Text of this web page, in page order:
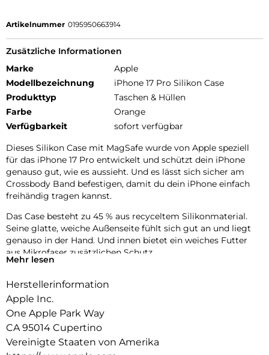
Artikelnummer 0195950663914
Zusätzliche Informationen
Marke
Apple
Modellbezeichnung
iPhone 17 Pro Silikon Case
Produkttyp
Taschen & Hüllen
Farbe
Orange
Verfügbarkeit
sofort verfügbar
Dieses Silikon Case mit MagSafe wurde von Apple speziell
für das iPhone 17 Pro entwickelt und schützt dein iPhone
genauso gut, wie es aussieht. Und es lässt sich sicher am
Crossbody Band befestigen, damit du dein iPhone einfach
freihändig tragen kannst.
Das Case besteht zu 45 % aus recyceltem Silikon­material.
Seine glatte, weiche Außenseite fühlt sich gut an und liegt
genauso in der Hand. Und innen bietet ein weiches Futter
aus Mikrofaser zusätzlichen Schutz.
Es kommt mit Saphirglas mit einer leitenden Schicht, die die
Bewegungen deines Fingers zur Kamerasteuerung
überträgt.
Mit integrierten Magneten, die sich perfekt am iPhone 17 Pro
ausrichten, hält das Case ganz einfach und sorgt für
Mehr lesen
Herstellerinformation
Apple Inc.
One Apple Park Way
CA 95014 Cupertino
Vereinigte Staaten von Amerika